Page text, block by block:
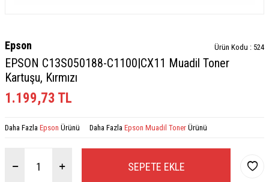
Epson Ürün Kodu : 524
EPSON C13S050188-C1100|CX11 Muadil Toner
Kartuşu, Kırmızı
1.199,73 TL
Daha Fazla Epson Ürünü Daha Fazla Epson Muadil Toner Ürünü
SEPETE EKLE